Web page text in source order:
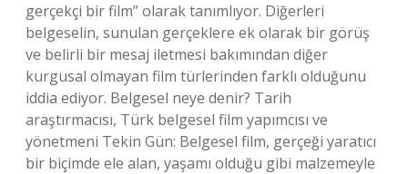
gerçekçi bir film” olarak tanımlıyor. Diğerleri
belgeselin, sunulan gerçeklere ek olarak bir görüş
ve belirli bir mesaj iletmesi bakımından diğer
kurgusal olmayan film türlerinden farklı olduğunu
iddia ediyor. Belgesel neye denir? Tarih
araştırmacısı, Türk belgesel film yapımcısı ve
yönetmeni Tekin Gün: Belgesel film, gerçeği yaratıcı
bir biçimde ele alan, yaşamı olduğu gibi malzemeyle